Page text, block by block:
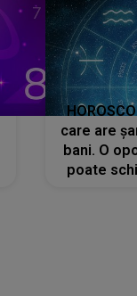
care are
bani. O
poate